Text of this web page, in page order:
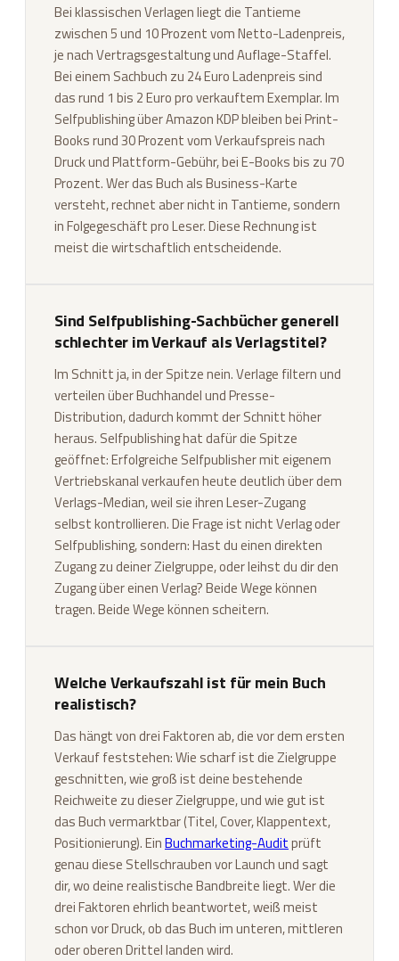
Bei klassischen Verlagen liegt die Tantieme
zwischen 5 und 10 Prozent vom Netto-Ladenpreis,
je nach Vertragsgestaltung und Auflage-Staffel.
Bei einem Sachbuch zu 24 Euro Ladenpreis sind
das rund 1 bis 2 Euro pro verkauftem Exemplar. Im
Selfpublishing über Amazon KDP bleiben bei Print-
Books rund 30 Prozent vom Verkaufspreis nach
Druck und Plattform-Gebühr, bei E-Books bis zu 70
Prozent. Wer das Buch als Business-Karte
versteht, rechnet aber nicht in Tantieme, sondern
in Folgegeschäft pro Leser. Diese Rechnung ist
meist die wirtschaftlich entscheidende.
Sind Selfpublishing-Sachbücher generell
schlechter im Verkauf als Verlagstitel?
Im Schnitt ja, in der Spitze nein. Verlage filtern und
verteilen über Buchhandel und Presse-
Distribution, dadurch kommt der Schnitt höher
heraus. Selfpublishing hat dafür die Spitze
geöffnet: Erfolgreiche Selfpublisher mit eigenem
Vertriebskanal verkaufen heute deutlich über dem
Verlags-Median, weil sie ihren Leser-Zugang
selbst kontrollieren. Die Frage ist nicht Verlag oder
Selfpublishing, sondern: Hast du einen direkten
Zugang zu deiner Zielgruppe, oder leihst du dir den
Zugang über einen Verlag? Beide Wege können
tragen. Beide Wege können scheitern.
Welche Verkaufszahl ist für mein Buch
realistisch?
Das hängt von drei Faktoren ab, die vor dem ersten
Verkauf feststehen: Wie scharf ist die Zielgruppe
geschnitten, wie groß ist deine bestehende
Reichweite zu dieser Zielgruppe, und wie gut ist
das Buch vermarktbar (Titel, Cover, Klappentext,
Positionierung). EinBuchmarketing-Auditprüft
genau diese Stellschrauben vor Launch und sagt
dir, wo deine realistische Bandbreite liegt. Wer die
drei Faktoren ehrlich beantwortet, weiß meist
schon vor Druck, ob das Buch im unteren, mittleren
oder oberen Drittel landen wird.